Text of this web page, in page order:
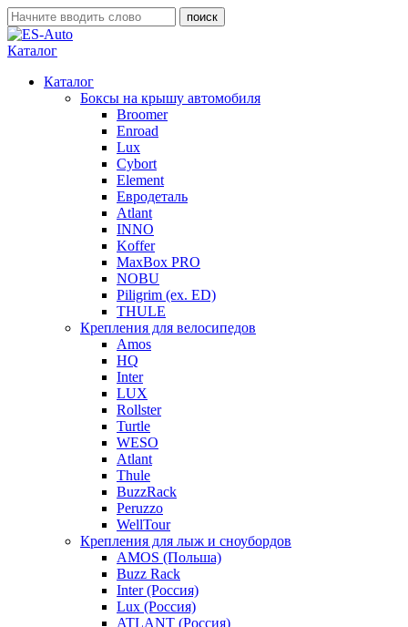
Каталог
Каталог
Боксы на крышу автомобиля
Broomer
Enroad
Lux
Cybort
Element
Евродеталь
Atlant
INNO
Koffer
MaxBox PRO
NOBU
Piligrim (ex. ED)
THULE
Крепления для велосипедов
Amos
HQ
Inter
LUX
Rollster
Turtle
WESO
Atlant
Thule
BuzzRack
Peruzzo
WellTour
Крепления для лыж и сноубордов
AMOS (Польша)
Buzz Rack
Inter (Россия)
Lux (Россия)
ATLANT (Россия)